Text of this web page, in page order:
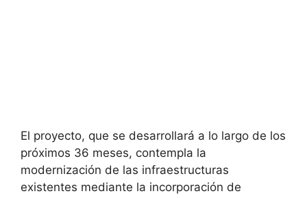
El proyecto, que se desarrollará a lo largo de los
próximos 36 meses, contempla la
modernización de las infraestructuras
existentes mediante la incorporación de